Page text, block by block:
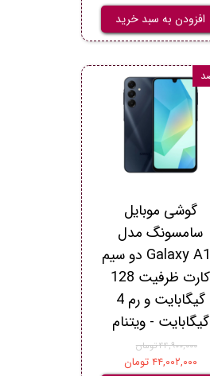
افزودن به سبد خرید
گوشی موبایل
سامسونگ مدل
Galaxy A16 دو سیم
کارت ظرفیت 128
گیگابایت و رم 4
گیگابایت - ویتنام
۴۴,۹۰۰,۰۰۰ تومان
۴۴,۰۰۲,۰۰۰ تومان